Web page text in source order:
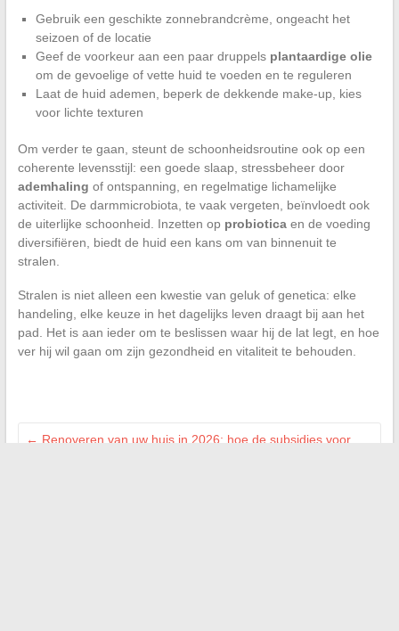
Gebruik een geschikte zonnebrandcrème, ongeacht het
seizoen of de locatie
Geef de voorkeur aan een paar druppels plantaardige olie
om de gevoelige of vette huid te voeden en te reguleren
Laat de huid ademen, beperk de dekkende make-up, kies
voor lichte texturen
Om verder te gaan, steunt de schoonheidsroutine ook op een
coherente levensstijl: een goede slaap, stressbeheer door
ademhaling of ontspanning, en regelmatige lichamelijke
activiteit. De darmmicrobiota, te vaak vergeten, beïnvloedt ook
de uiterlijke schoonheid. Inzetten op probioticaen de voeding
diversifiëren, biedt de huid een kans om van binnenuit te
stralen.
Stralen is niet alleen een kwestie van geluk of genetica: elke
handeling, elke keuze in het dagelijks leven draagt bij aan het
pad. Het is aan ieder om te beslissen waar hij de lat legt, en hoe
ver hij wil gaan om zijn gezondheid en vitaliteit te behouden.
← Renoveren van uw huis in 2026: hoe de subsidies voor